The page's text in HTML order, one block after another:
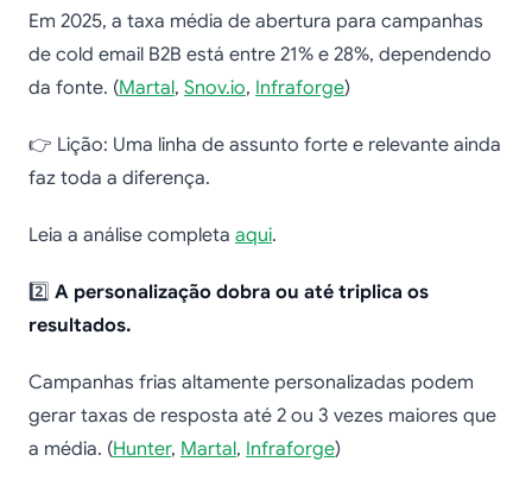
Em 2025, a taxa média de abertura para campanhas
de cold email B2B está entre 21% e 28%, dependendo
da fonte. (Martal, Snov.io, Infraforge)
👉 Lição: Uma linha de assunto forte e relevante ainda
faz toda a diferença.
Leia a análise completa aqui.
2️⃣ A personalização dobra ou até triplica os
resultados.
Campanhas frias altamente personalizadas podem
gerar taxas de resposta até 2 ou 3 vezes maiores que
a média. (Hunter, Martal, Infraforge)